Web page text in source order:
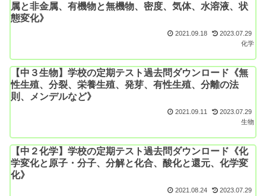
属と非金属、有機物と無機物、密度、気体、水溶液、状
態変化》
2021.09.18
2023.07.29
化学
【中３生物】学校の定期テスト過去問ダウンロード《無
性生殖、分裂、栄養生殖、発芽、有性生殖、分離の法
則、メンデルなど》
2021.09.11
2023.07.29
生物
【中２化学】学校の定期テスト過去問ダウンロード《化
学変化と原子・分子、分解と化合、酸化と還元、化学変
化》
2021.08.24
2023.07.29